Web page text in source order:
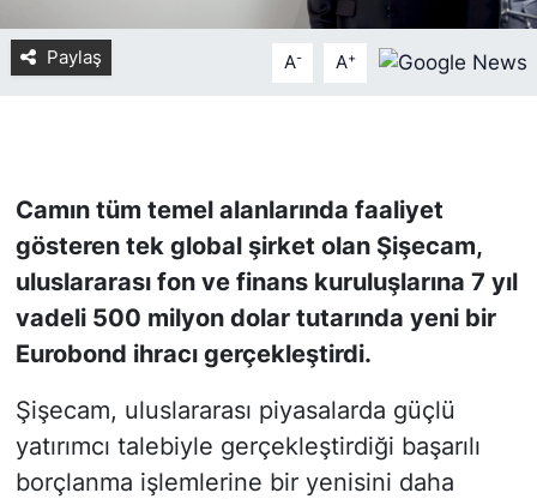
Paylaş A- A+
Camın tüm temel alanlarında faaliyet
gösteren tek global şirket olan Şişecam,
uluslararası fon ve finans kuruluşlarına 7 yıl
vadeli 500 milyon dolar tutarında yeni bir
Eurobond ihracı gerçekleştirdi.
Şişecam, uluslararası piyasalarda güçlü
yatırımcı talebiyle gerçekleştirdiği başarılı
borçlanma işlemlerine bir yenisini daha
FUAR RAPORU
KONGRE TAKVİMİ
RÖPORTAJLAR
BİYOGRAFİLER